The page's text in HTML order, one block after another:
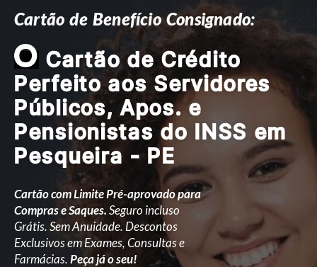
Cartão de Benefício Consignado:
O Cartão de Crédito
Perfeito aos Servidores
Públicos, Apos. e
Pensionistas do INSS em
Pesqueira - PE
Cartão com Limite Pré-aprovado para
Compras e Saques.Seguro incluso
Grátis. Sem Anuidade. Descontos
Exclusivos em Exames, Consultas e
Farmácias.Peça já o seu!